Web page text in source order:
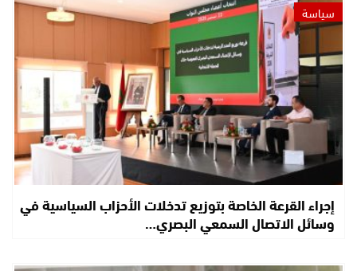
سياسة
إجراء القرعة الخاصة بتوزيع تدخلات الأحزاب السياسية في
وسائل الاتصال السمعي البصري…